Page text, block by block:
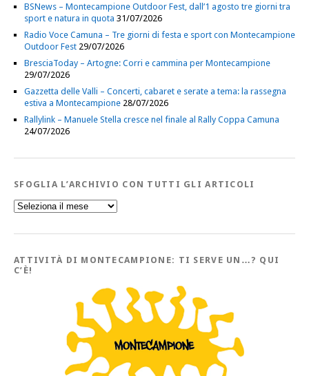
BSNews – Montecampione Outdoor Fest, dall’1 agosto tre giorni tra
sport e natura in quota 31/07/2026
Radio Voce Camuna – Tre giorni di festa e sport con Montecampione
Outdoor Fest 29/07/2026
BresciaToday – Artogne: Corri e cammina per Montecampione
29/07/2026
Gazzetta delle Valli – Concerti, cabaret e serate a tema: la rassegna
estiva a Montecampione 28/07/2026
Rallylink – Manuele Stella cresce nel finale al Rally Coppa Camuna
24/07/2026
SFOGLIA L’ARCHIVIO CON TUTTI GLI ARTICOLI
Sfoglia
l’Archivio
tutti
Articoli
ATTIVITÀ DI MONTECAMPIONE: TI SERVE UN…? QUI
C’È!